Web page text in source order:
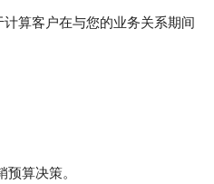
算客户在与您的业务关系期间
算决策。